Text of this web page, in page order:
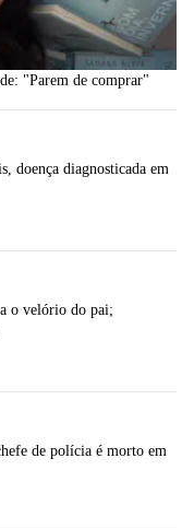
"Parem de comprar"
doença diagnosticada em
o velório do pai;
de polícia é morto em